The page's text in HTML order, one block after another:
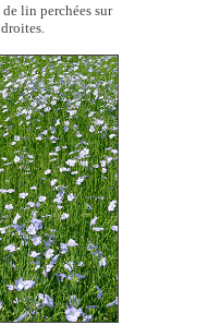
lin perchées sur